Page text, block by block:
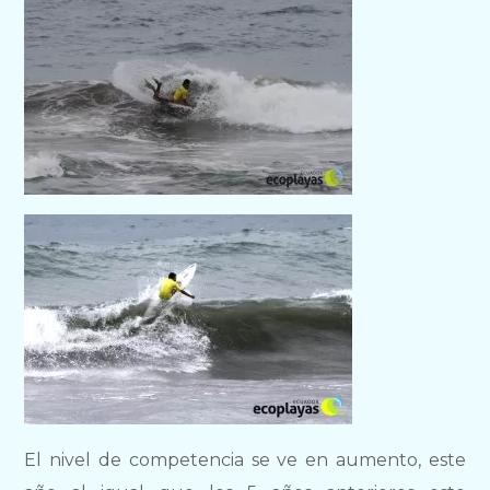
El nivel de competencia se ve en aumento, este